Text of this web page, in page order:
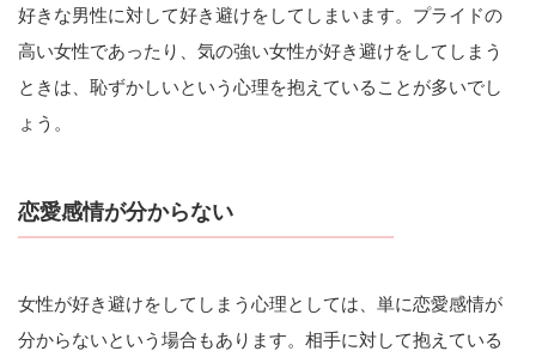
好きな男性に対して好き避けをしてしまいます。プライドの
高い女性であったり、気の強い女性が好き避けをしてしまう
ときは、恥ずかしいという心理を抱えていることが多いでし
ょう。
恋愛感情が分からない
女性が好き避けをしてしまう心理としては、単に恋愛感情が
分からないという場合もあります。相手に対して抱えている